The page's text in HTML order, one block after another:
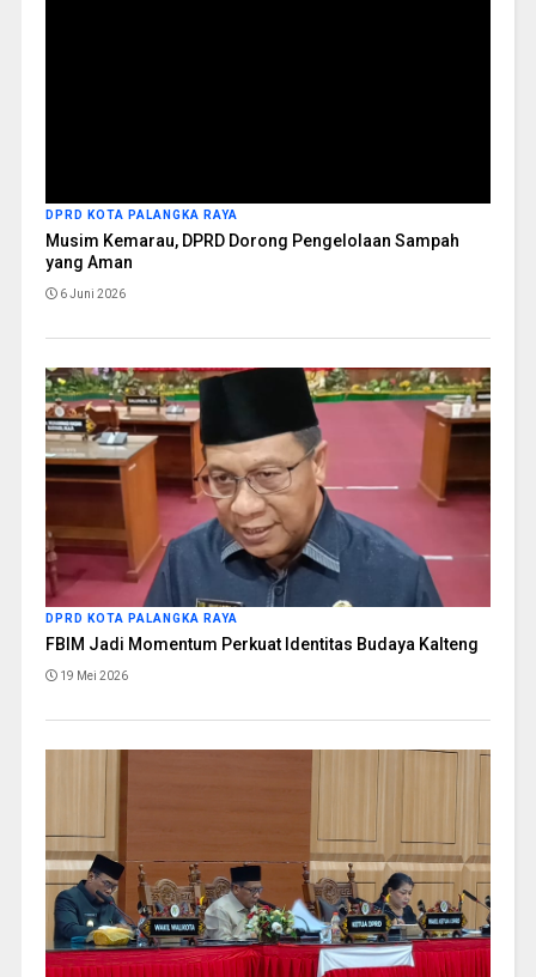
DPRD KOTA PALANGKA RAYA
Musim Kemarau, DPRD Dorong Pengelolaan Sampah
yang Aman
6 Juni 2026
DPRD KOTA PALANGKA RAYA
FBIM Jadi Momentum Perkuat Identitas Budaya Kalteng
19 Mei 2026